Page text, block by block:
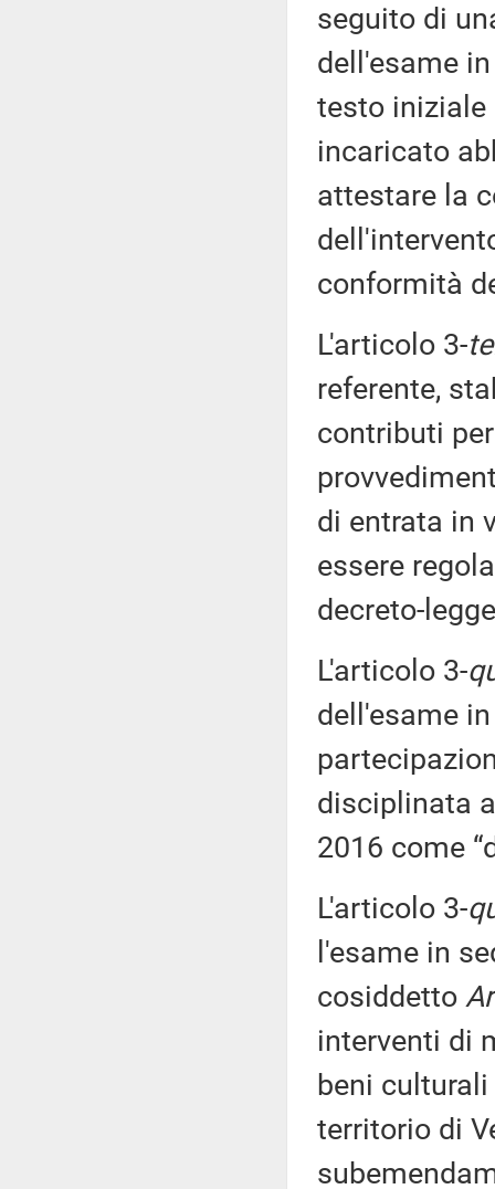
seguito di
dell'esame
testo iniziale
incaricato
attestare la
conformità
L'articolo 3-
referente,
contributi
di entrata in
essere
decreto-
L'articolo 3-
dell'esame
disciplinata
2016 come
L'articolo 3-
l'esame in
cosiddetto
interventi di
beni
territorio di